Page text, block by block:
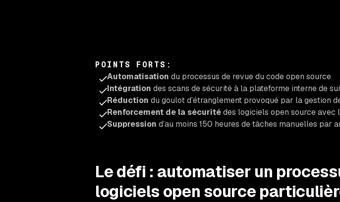
POINTS FORTS :
Automatisation du processus de revue du code open source
Intégration des scans de sécurité à la plateforme interne de
Réduction du goulot d’étranglement provoqué par la gestion
Renforcement de la sécuritédes logiciels open source avec
Suppression d’au moins 150 heures de tâches manuelles par
Le défi : automatiser un
logiciels open source